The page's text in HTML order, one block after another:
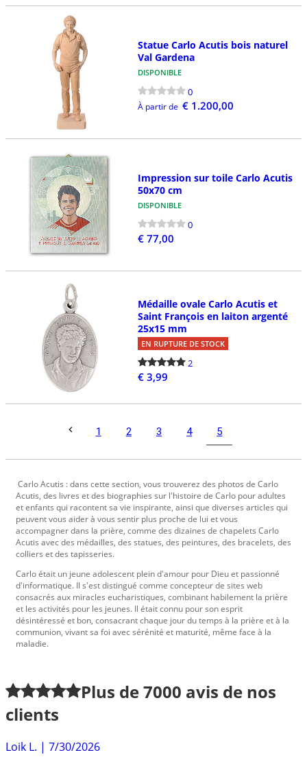
Statue Carlo Acutis bois naturel
Val Gardena
DISPONIBLE
0
À partir de € 1.200,00
Impression sur toile Carlo Acutis
50x70 cm
DISPONIBLE
0
€ 77,00
Médaille ovale Carlo Acutis et
Saint François en laiton argenté
25x15 mm
EN RUPTURE DE STOCK
2
€ 3,99
1 2 3 4 5
Carlo Acutis : dans cette section, vous trouverez des photos de Carlo
Acutis, des livres et des biographies sur l'histoire de Carlo pour adultes
et enfants qui racontent sa vie inspirante, ainsi que diverses articles qui
peuvent vous aider à vous sentir plus proche de lui et vous
accompagner dans la prière, comme des dizaines de chapelets Carlo
Acutis avec des médailles, des statues, des peintures, des bracelets, des
colliers et des tapisseries.
Carlo était un jeune adolescent plein d'amour pour Dieu et passionné
d'informatique. Il s'est distingué comme concepteur de sites web
consacrés aux miracles eucharistiques, combinant habilement la prière
et les activités pour les jeunes. Il était connu pour son esprit
désintéressé et bon, consacrant chaque jour du temps à la prière et à la
communion, vivant sa foi avec sérénité et maturité, même face à la
maladie.
Plus de7000 avis de nos
clients
Loik L. | 7/30/2026